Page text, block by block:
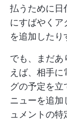
払うために日
にすばやくア
を追加した
でも、まだあ
えば、相手
グの予定を立
ニューを追加
ュメントの